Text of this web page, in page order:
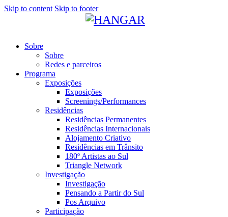
Skip to content Skip to footer
Sobre
Sobre
Redes e parceiros
Programa
Exposições
Exposições
Screenings/Performances
Residências
Residências Permanentes
Residências Internacionais
Alojamento Criativo
Residências em Trânsito
180º Artistas ao Sul
Triangle Network
Investigação
Investigação
Pensando a Partir do Sul
Pos Arquivo
Participação